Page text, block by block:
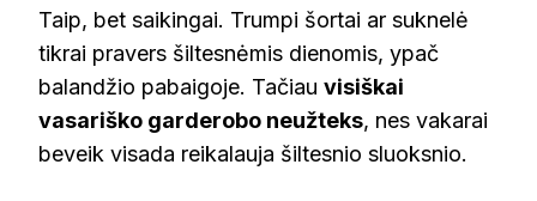
Taip, bet saikingai. Trumpi šortai ar suknelė
tikrai pravers šiltesnėmis dienomis, ypač
balandžio pabaigoje. Tačiau visiškai
vasariško garderobo neužteks, nes vakarai
beveik visada reikalauja šiltesnio sluoksnio.